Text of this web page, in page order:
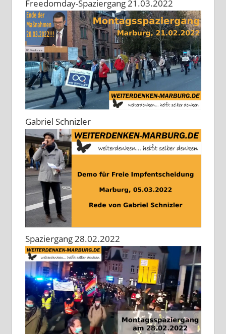
Freedomday-Spaziergang 21.03.2022
Gabriel Schnizler
Spaziergang 28.02.2022